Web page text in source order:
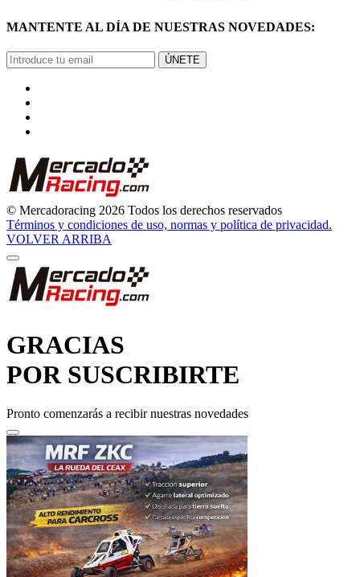
© Mercadoracing 2026 Todos los derechos reservados
Términos y condiciones de uso, normas y política de privacidad.
VOLVER ARRIBA
POR SUSCRIBIRTE